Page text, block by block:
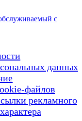
с
данных
файлов
рекламного